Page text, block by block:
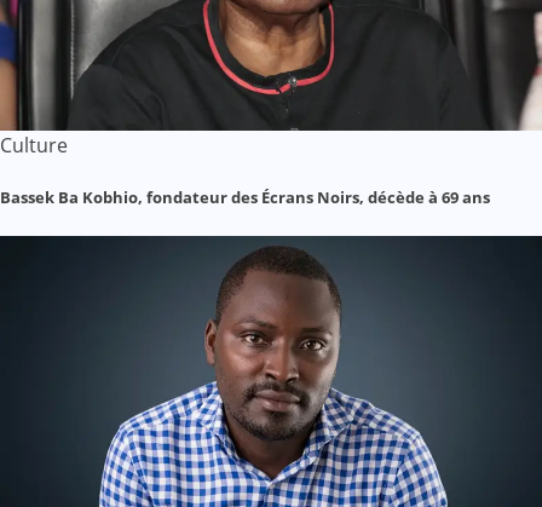
Culture
Bassek Ba Kobhio, fondateur des Écrans Noirs, décède à 69 ans